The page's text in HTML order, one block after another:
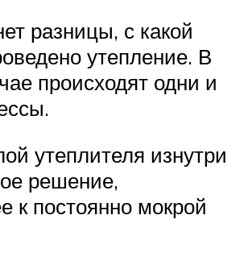
разницы, с какой
утепление. В
происходят одни и
утеплителя изнутри
решение,
к постоянно мокрой